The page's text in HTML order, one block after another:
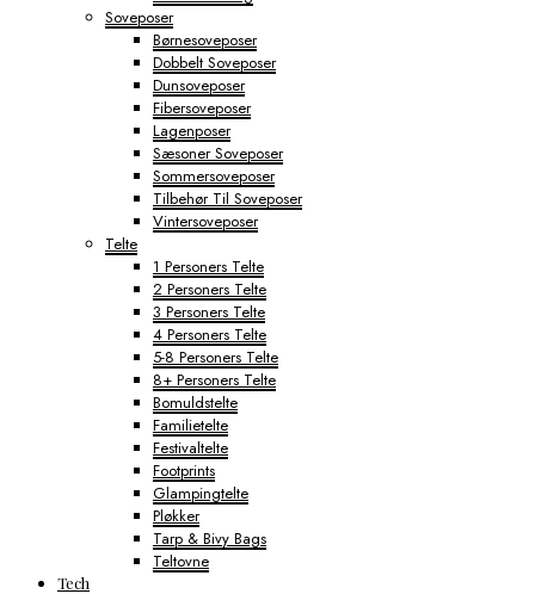
Soveposer
Børnesoveposer
Dobbelt Soveposer
Dunsoveposer
Fibersoveposer
Lagenposer
Sæsoner Soveposer
Sommersoveposer
Tilbehør Til Soveposer
Vintersoveposer
Telte
1 Personers Telte
2 Personers Telte
3 Personers Telte
4 Personers Telte
5-8 Personers Telte
8+ Personers Telte
Bomuldstelte
Familietelte
Festivaltelte
Footprints
Glampingtelte
Pløkker
Tarp & Bivy Bags
Teltovne
Tech